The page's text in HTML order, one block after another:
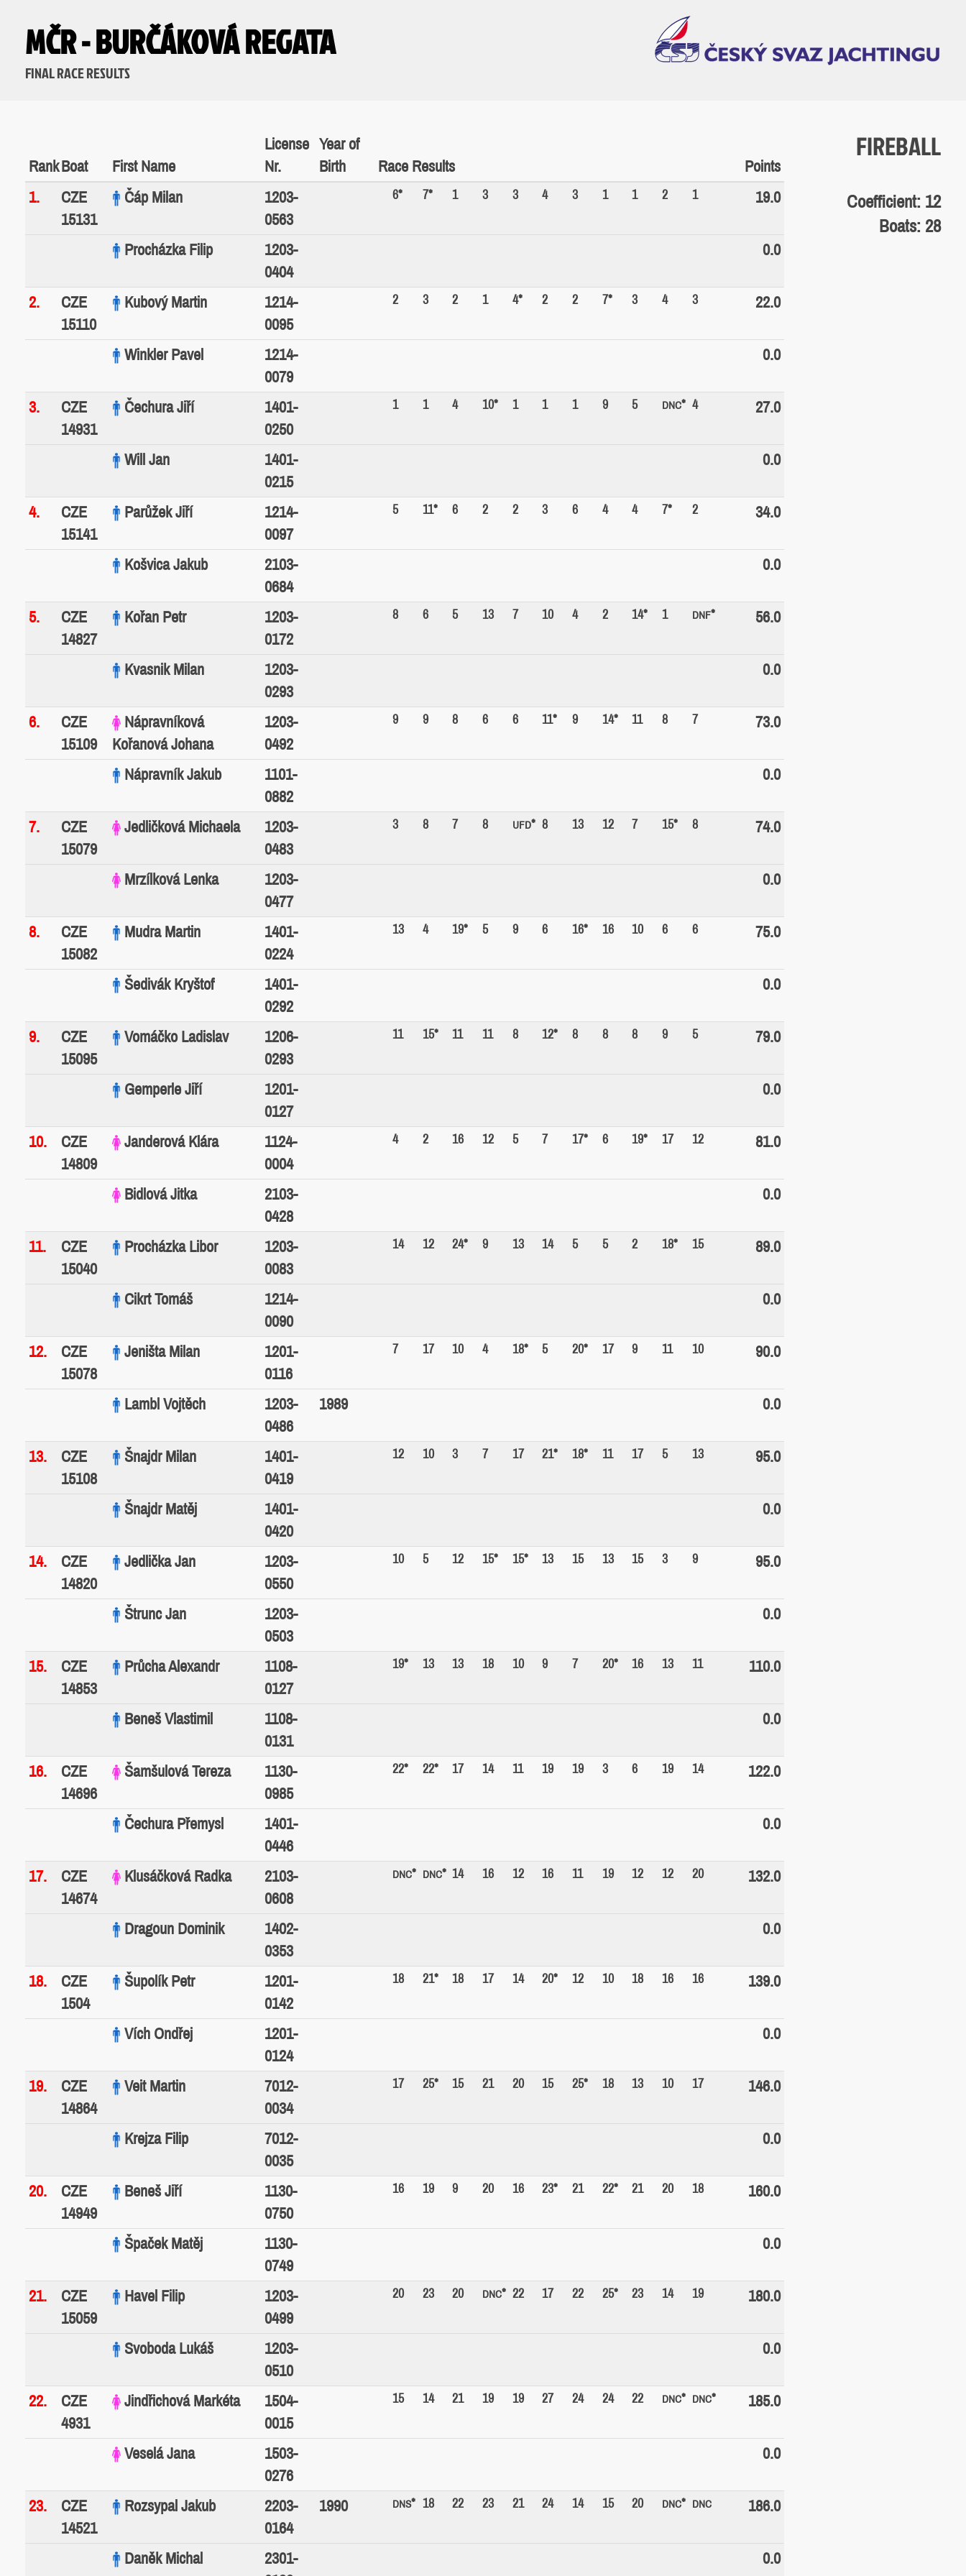
MČR - BURČÁKOVÁ REGATA
FINAL RACE RESULTS
RankBoat First Name
License
Nr.
Year of
Birth
Race Results
Points
1.
CZE
15131
Čáp Milan
1203-
0563
6* 7* 1 3 3 4 3 1 1 2 1 19.0
Procházka Filip
1203-
0404
0.0
2.
CZE
15110
Kubový Martin
1214-
0095
2 3 2 1 4* 2 2 7* 3 4 3 22.0
Winkler Pavel
1214-
0079
0.0
3.
CZE
14931
Čechura Jiří
1401-
0250
1 1 4 10* 1 1 1 9 5 * 4 27.0
Will Jan
1401-
0215
0.0
4.
CZE
15141
Parůžek Jiří
1214-
0097
5 11* 6 2 2 3 6 4 4 7* 2 34.0
Košvica Jakub
2103-
0684
0.0
5.
CZE
14827
Kořan Petr
1203-
0172
8 6 5 13 7 10 4 2 14* 1 * 56.0
Kvasnik Milan
1203-
0293
0.0
6.
CZE
15109
Nápravníková
Kořanová Johana
1203-
0492
9 9 8 6 6 11* 9 14* 11 8 7 73.0
Nápravník Jakub
1101-
0882
0.0
7.
CZE
15079
Jedličková Michaela
1203-
0483
3 8 7 8 * 8 13 12 7 15* 8 74.0
Mrzílková Lenka
1203-
0477
0.0
8.
CZE
15082
Mudra Martin
1401-
0224
13 4 19* 5 9 6 16* 16 10 6 6 75.0
Šedivák Kryštof
1401-
0292
0.0
9.
CZE
15095
Vomáčko Ladislav
1206-
0293
11 15* 11 11 8 12* 8 8 8 9 5 79.0
Gemperle Jiří
1201-
0127
0.0
10.
CZE
14809
Janderová Klára
1124-
0004
4 2 16 12 5 7 17* 6 19* 17 12 81.0
Bidlová Jitka
2103-
0428
0.0
11.
CZE
15040
Procházka Libor
1203-
0083
14 12 24* 9 13 14 5 5 2 18* 15 89.0
Cikrt Tomáš
1214-
0090
0.0
12.
CZE
15078
Jeništa Milan
1201-
0116
7 17 10 4 18* 5 20* 17 9 11 10 90.0
Lambl Vojtěch
1203-
0486
1989 0.0
13.
CZE
15108
Šnajdr Milan
1401-
0419
12 10 3 7 17 21* 18* 11 17 5 13 95.0
Šnajdr Matěj
1401-
0420
0.0
14.
CZE
14820
Jedlička Jan
1203-
0550
10 5 12 15* 15* 13 15 13 15 3 9 95.0
Štrunc Jan
1203-
0503
0.0
15.
CZE
14853
Průcha Alexandr
1108-
0127
19* 13 13 18 10 9 7 20* 16 13 11 110.0
Beneš Vlastimil
1108-
0131
0.0
16.
CZE
14696
Šamšulová Tereza
1130-
0985
22* 22* 17 14 11 19 19 3 6 19 14 122.0
Čechura Přemysl
1401-
0446
0.0
17.
CZE
14674
Klusáčková Radka
2103-
0608
* * 14 16 12 16 11 19 12 12 20 132.0
Dragoun Dominik
1402-
0353
0.0
18.
CZE
1504
Šupolík Petr
1201-
0142
18 21* 18 17 14 20* 12 10 18 16 16 139.0
Vích Ondřej
1201-
0124
0.0
19.
CZE
14864
Veit Martin
7012-
0034
17 25* 15 21 20 15 25* 18 13 10 17 146.0
Krejza Filip
7012-
0035
0.0
20.
CZE
14949
Beneš Jiří
1130-
0750
16 19 9 20 16 23* 21 22* 21 20 18 160.0
Špaček Matěj
1130-
0749
0.0
21.
CZE
15059
Havel Filip
1203-
0499
20 23 20 * 22 17 22 25* 23 14 19 180.0
Svoboda Lukáš
1203-
0510
0.0
22.
CZE
4931
Jindřichová Markéta
1504-
0015
15 14 21 19 19 27 24 24 22 * * 185.0
Veselá Jana
1503-
0276
0.0
23.
CZE
14521
Rozsypal Jakub
2203-
0164
1990 * 18 22 23 21 24 14 15 20 * 186.0
Daněk Michal
2301-
0.0
FIREBALL
Coefficient: 12
Boats: 28